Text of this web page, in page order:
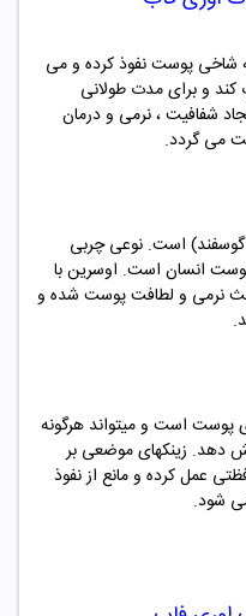
شاخی پوست نفوذ کرده و می
کند و برای مدت طولانی
شفافیت ، نرمی و درمان
می گردد.
گوسفند) است. نوعی چربی
انسان است. اوسرین با
نرمی و لطافت پوست شده و
پوست است و میتواند هرگونه
دهد. زینکهای موضعی بر
عمل کرده و مانع از نفوذ
شود.